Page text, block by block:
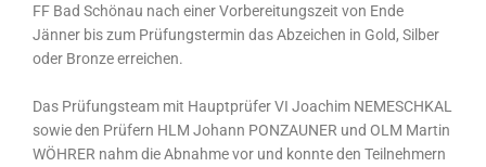
FF Bad Schönau nach einer Vorbereitungszeit von Ende
Jänner bis zum Prüfungstermin das Abzeichen in Gold, Silber
oder Bronze erreichen.
Das Prüfungsteam mit Hauptprüfer VI Joachim NEMESCHKAL
sowie den Prüfern HLM Johann PONZAUNER und OLM Martin
WÖHRER nahm die Abnahme vor und konnte den Teilnehmern